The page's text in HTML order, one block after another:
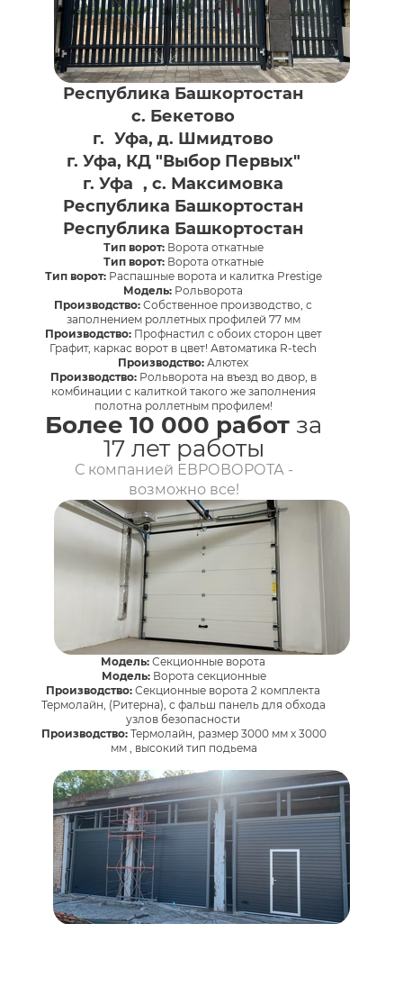
Республика Башкортостан
с. Бекетово
г. Уфа, д. Шмидтово
г. Уфа, КД "Выбор Первых"
г. Уфа , с. Максимовка
Республика Башкортостан
Республика Башкортостан
Тип ворот: Ворота откатные
Тип ворот:Ворота откатные
Тип ворот:Распашные ворота и калитка Prestige
Модель:Рольворота
Производство: Собственное производство, с
заполнением роллетных профилей 77 мм
Производство:Профнастил с обоих сторон цвет
Графит, каркас ворот в цвет! Автоматика R-tech
Производство: Алютех
Производство: Рольворота на въезд во двор, в
комбинации с калиткой такого же заполнения
полотна роллетным профилем!
Более 10 000 работ за
17 лет работы
С компанией ЕВРОВОРОТА -
возможно все!
Модель: Секционные ворота
Модель:Ворота секционные
Производство: Секционные ворота 2 комплекта
Термолайн, (Ритерна), с фальш панель для обхода
узлов безопасности
Производство:Термолайн, размер 3000 мм х 3000
мм , высокий тип подьема